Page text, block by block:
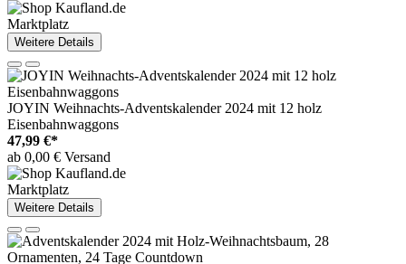
Marktplatz
Weitere Details
JOYIN Weihnachts-Adventskalender 2024 mit 12 holz
Eisenbahnwaggons
47,99 €*
ab 0,00 € Versand
Marktplatz
Weitere Details